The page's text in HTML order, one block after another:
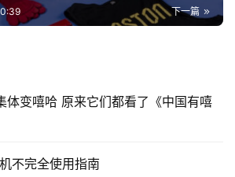
下一篇
体变嘻哈 原来它们都看了《中国有嘻
不完全使用指南